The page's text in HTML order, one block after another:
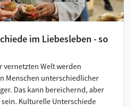
im Liebesleben - so
vernetzten Welt werden
Menschen unterschiedlicher
Das kann bereichernd, aber
Kulturelle Unterschiede